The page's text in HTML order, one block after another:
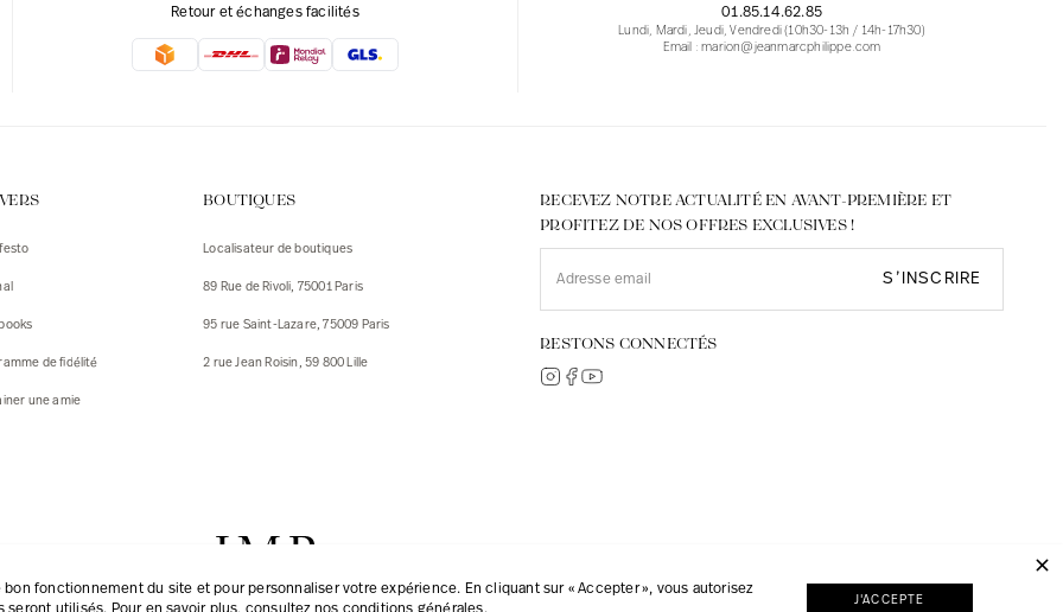
Retour et échanges facilités 01.85.14.62.85
Lundi, Mardi, Jeudi, Vendredi (10h30-13h / 14h-17h30)
Email : marion@jeanmarcphilippe.com
de fidélité
une amie
BOUTIQUES
Localisateur de boutiques
89 Rue de Rivoli, 75001 Paris
95 rue Saint-Lazare, 75009 Paris
2 rue Jean Roisin, 59 800 Lille
RECEVEZ NOTRE ACTUALITÉ EN AVANT-PREMIÈRE ET
PROFITEZ DE NOS OFFRES EXCLUSIVES !
S’INSCRIRE
RESTONS CONNECTÉS
fonctionnement du site et pour personnaliser votre expérience. En cliquant sur « Accepter », vous autorisez
J'ACCEPTE